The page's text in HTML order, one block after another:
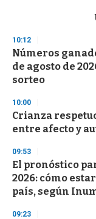
d
s
o
f
3
s
e
c
o
d
s
10:12
Números
de agosto de
sorteo
10:00
Crianza
entre afecto y
09:53
El pronóstico
2026: cómo
país, según
09:23